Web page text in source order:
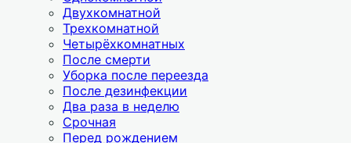
Двухкомнатной
Трехкомнатной
Четырёхкомнатных
После смерти
Уборка после переезда
После дезинфекции
Два раза в неделю
Срочная
Перед рождением